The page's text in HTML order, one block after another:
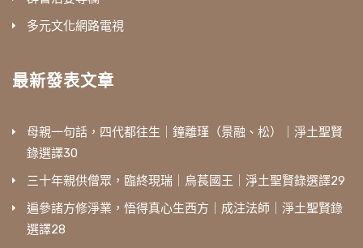
多元文化網路電視
最新發表文章
母親一句話，四代都往生｜鐘離瑾（景融、松）｜淨土聖賢
錄選譯30
三十年親供僧眾，臨終現瑞｜烏萇國王｜淨土聖賢錄選譯29
遍參諸方修淨業，悟得真心生西方｜成注法師｜淨土聖賢錄
選譯28